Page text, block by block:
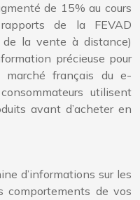
de 15% au cours
de la FEVAD
de la vente à distance)
précieuse pour
marché français du e-
utilisent
avant d’acheter en
d’informations sur les
comportements de vos